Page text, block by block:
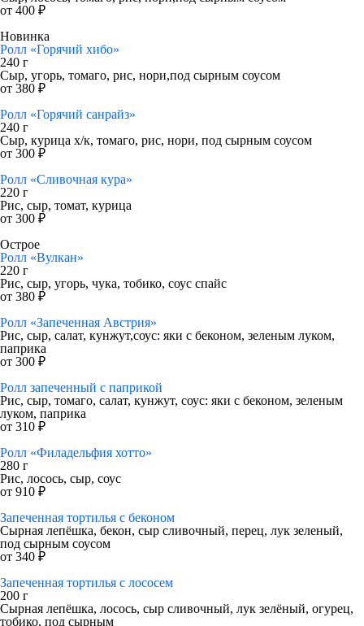
от 400 ₽
Новинка
Ролл «Горячий хибо»
240 г
Сыр, угорь, томаго, рис, нори,под сырным соусом
от 380 ₽
Ролл «Горячий санрайз»
240 г
Сыр, курица х/к, томаго, рис, нори, под сырным соусом
от 300 ₽
Ролл «Сливочная кура»
220 г
Рис, сыр, томат, курица
от 300 ₽
Острое
Ролл «Вулкан»
220 г
Рис, сыр, угорь, чука, тобико, соус спайс
от 380 ₽
Ролл «Запеченная Австрия»
Рис, сыр, салат, кунжут,соус: яки с беконом, зеленым луком,
паприка
от 300 ₽
Ролл запеченный с паприкой
Рис, сыр, томаго, салат, кунжут, соус: яки с беконом, зеленым
луком, паприка
от 310 ₽
Ролл «Филадельфия хотто»
280 г
Рис, лосось, сыр, соус
от 910 ₽
Запеченная тортилья с беконом
Сырная лепёшка, бекон, сыр сливочный, перец, лук зеленый,
под сырным соусом
от 340 ₽
Запеченная тортилья с лососем
200 г
Сырная лепёшка, лосось, сыр сливочный, лук зелёный, огурец,
тобико, под сырным